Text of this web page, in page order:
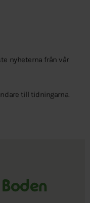
nyheterna från vår
till tidningarna.
Boden